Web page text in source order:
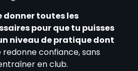
donner toutes les
pour que tu puisses
niveau de pratique dont
redonne confiance, sans
en club.